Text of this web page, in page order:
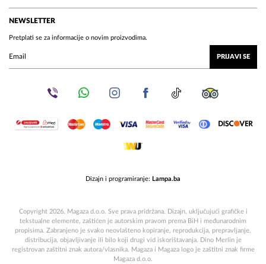
NEWSLETTER
Pretplati se za informacije o novim proizvodima.
PRIJAVI SE
Dizajn i programiranje: Lampa.ba
Copyright 2026. Magaza d.o.o. Sve prava pridržana. Dizajn, uključujući grafičke i
tekstualne elemente, zaštićen je autorskim pravom prema BiH i međunarodnim
propisima. Zabranjeno je svako neovlašteno kopiranje, reprodukcija, prepravljanje,
distribucija, objavljivanje ili bilo koji drugi vid iskorištavanja. Dino Merlin je
registrovan zaštitni znak autora/vlasnika. Magaza i Magaza logo je zaštitni znak firme
Magaza d.o.o.